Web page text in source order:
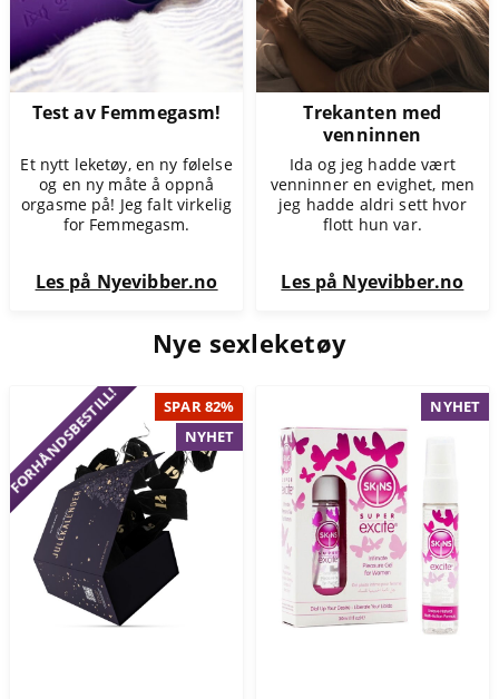
Test av Femmegasm!
Et nytt leketøy, en ny følelse
og en ny måte å oppnå
orgasme på! Jeg falt virkelig
for Femmegasm.
Les på Nyevibber.no
Trekanten med
venninnen
Ida og jeg hadde vært
venninner en evighet, men
jeg hadde aldri sett hvor
flott hun var.
Les på Nyevibber.no
Nye sexleketøy
SPAR 82%
NYHET
FORHÅNDSBESTILL! NYHET